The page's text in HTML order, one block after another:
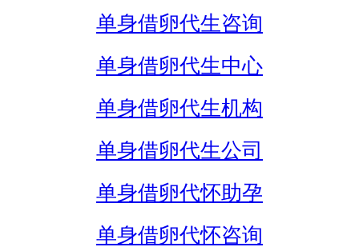
单身借卵代生咨询
单身借卵代生中心
单身借卵代生机构
单身借卵代生公司
单身借卵代怀助孕
单身借卵代怀咨询